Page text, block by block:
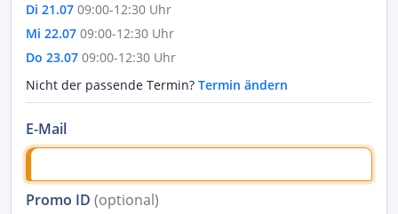
Di 21.07 09:00-12:30 Uhr
Mi 22.07 09:00-12:30 Uhr
Do 23.07 09:00-12:30 Uhr
Nicht der passende Termin? Termin ändern
E-Mail
Promo ID (optional)